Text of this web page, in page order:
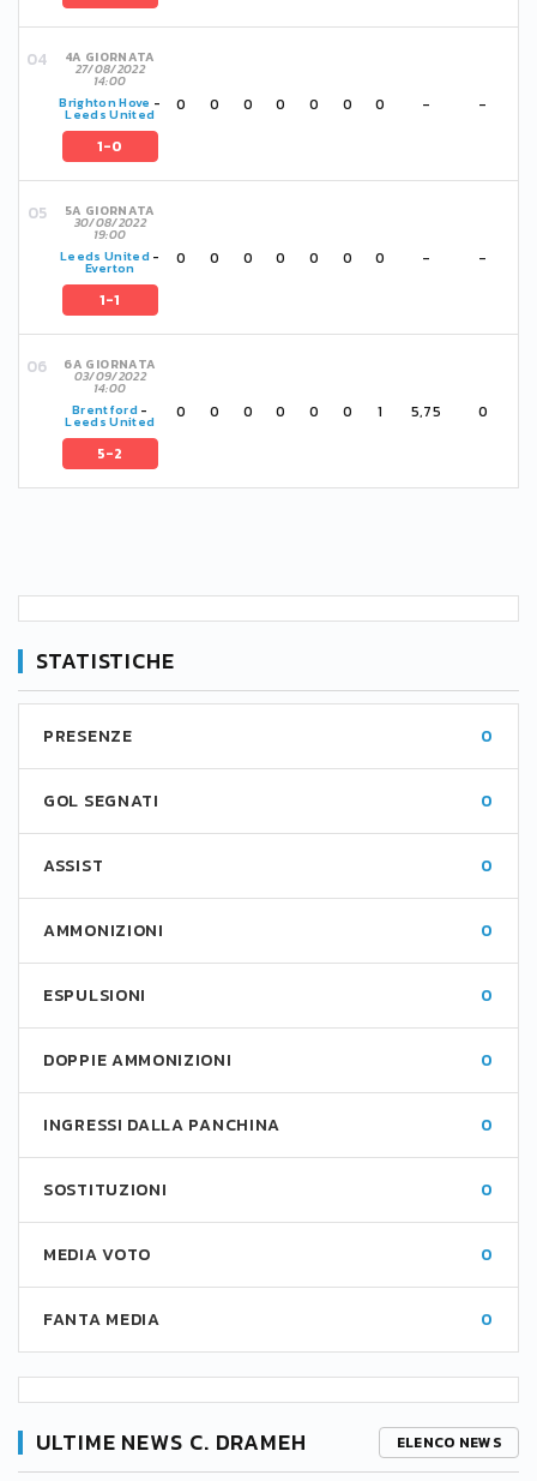
4A GIORNATA
27/08/2022
14:00
Brighton Hove -
Leeds United
1-0
0 0 0 0 0 0 0 - -
5A GIORNATA
30/08/2022
19:00
Leeds United -
Everton
1-1
0 0 0 0 0 0 0 - -
6A GIORNATA
03/09/2022
14:00
Brentford -
Leeds United
5-2
0 0 0 0 0 0 1 5,75 0
STATISTICHE
PRESENZE 0
GOL SEGNATI 0
ASSIST 0
AMMONIZIONI 0
ESPULSIONI 0
DOPPIE AMMONIZIONI 0
INGRESSI DALLA PANCHINA 0
SOSTITUZIONI 0
MEDIA VOTO 0
FANTA MEDIA 0
ULTIME NEWS C. DRAMEH ELENCO NEWS